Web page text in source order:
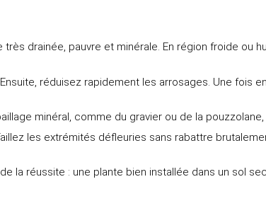
drainée, pauvre et minérale. En région froide ou
réduisez rapidement les arrosages. Une fois
minéral, comme du gravier ou de la
les extrémités défleuries sans rabattre
la réussite : une plante bien installée dans un sol